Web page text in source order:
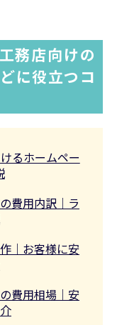
務店向けの
に役立つコ
るホームペー
費用内訳｜ラ
｜お客様に安
費用相場｜安